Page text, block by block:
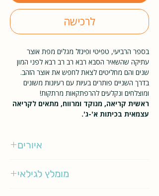
לרכישה
בספר הרביעי, טפיטי ופינזל מגלים מפת אוצר
עתיקה שהשאיר הסבא רבא רב רב רבא לפני המון
שנים והם מחליטים לצאת לחפש את אוצר הזהב.
בדרך השניים פותרים בעיות עם רעיונות משונים
ומוצלחים ונקלעים להרפתקאות מרתקות!
ראשית קריאה, מנוקד ומרווח, מתאים לקריאה
עצמאית בכיתות א'-ג'.
איורים
מומלץ לגילאי